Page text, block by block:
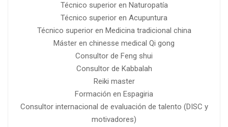
Técnico superior en Naturopatía
Técnico superior en Acupuntura
Técnico superior en Medicina tradicional china
Máster en chinesse medical Qi gong
Consultor de Feng shui
Consultor de Kabbalah
Reiki master
Formación en Espagiria
Consultor internacional de evaluación de talento (DISC y
motivadores)